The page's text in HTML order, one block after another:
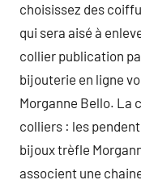
choisissez des
qui sera aisé à
collier publication
bijouterie en ligne
Morganne Bello. La
colliers : les
bijoux trèfle
associent une